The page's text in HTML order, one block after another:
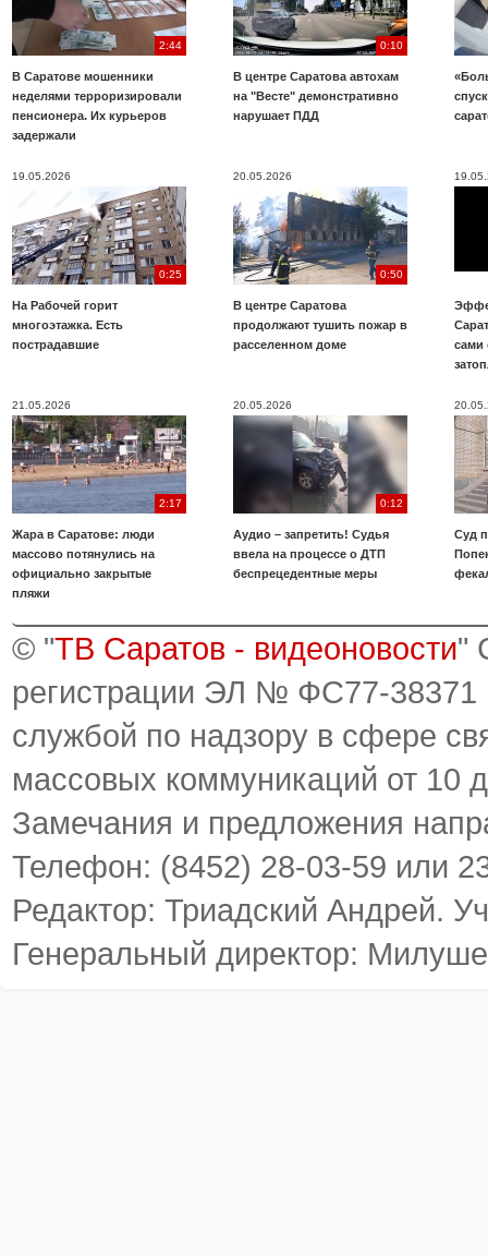
2:44
В Саратове мошенники
неделями терроризировали
пенсионера. Их курьеров
задержали
0:10
В центре Саратова автохам
на "Весте" демонстративно
нарушает ПДД
19.05.2026
0:25
На Рабочей горит
многоэтажка. Есть
пострадавшие
20.05.2026
0:50
В центре Саратова
продолжают тушить пожар в
расселенном доме
сами
21.05.2026
2:17
Жара в Саратове: люди
массово потянулись на
официально закрытые
пляжи
20.05.2026
0:12
Аудио – запретить! Судья
ввела на процессе о ДТП
беспрецедентные меры
Суд
© "ТВ Саратов - видеоновости"
регистрации ЭЛ № ФС77-38371
службой по надзору в сфере
массовых коммуникаций от 10
Замечания и предложения
Телефон: (8452) 28-03-59 или
Редактор: Триадский Андрей.
Генеральный директор: